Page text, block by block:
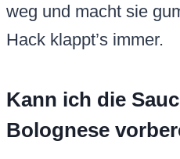
weg und macht sie
Hack klappt’s immer.
Kann ich die
Bolognese